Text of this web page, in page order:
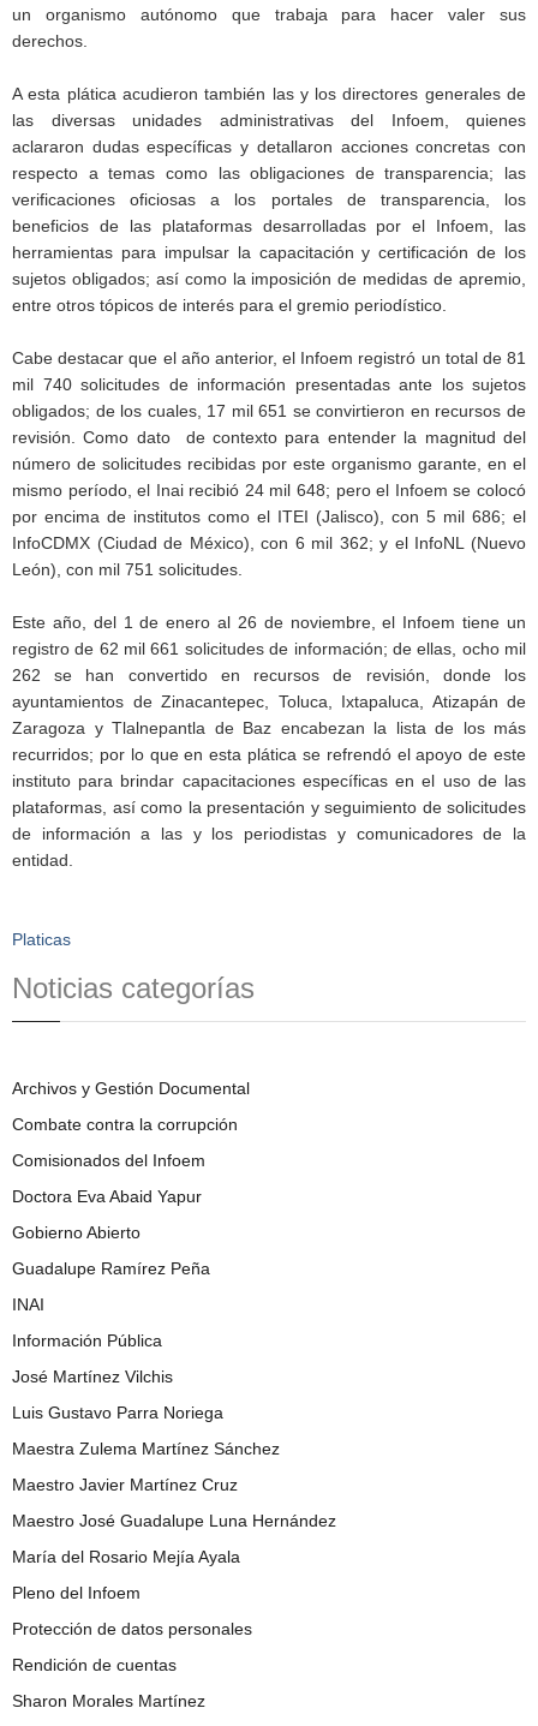
un organismo autónomo que trabaja para hacer valer sus
derechos.
A esta plática acudieron también las y los directores generales de
las diversas unidades administrativas del Infoem, quienes
aclararon dudas específicas y detallaron acciones concretas con
respecto a temas como las obligaciones de transparencia; las
verificaciones oficiosas a los portales de transparencia, los
beneficios de las plataformas desarrolladas por el Infoem, las
herramientas para impulsar la capacitación y certificación de los
sujetos obligados; así como la imposición de medidas de apremio,
entre otros tópicos de interés para el gremio periodístico.
Cabe destacar que el año anterior, el Infoem registró un total de 81
mil 740 solicitudes de información presentadas ante los sujetos
obligados; de los cuales, 17 mil 651 se convirtieron en recursos de
revisión. Como dato de contexto para entender la magnitud del
número de solicitudes recibidas por este organismo garante, en el
mismo período, el Inai recibió 24 mil 648; pero el Infoem se colocó
por encima de institutos como el ITEI (Jalisco), con 5 mil 686; el
InfoCDMX (Ciudad de México), con 6 mil 362; y el InfoNL (Nuevo
León), con mil 751 solicitudes.
Este año, del 1 de enero al 26 de noviembre, el Infoem tiene un
registro de 62 mil 661 solicitudes de información; de ellas, ocho mil
262 se han convertido en recursos de revisión, donde los
ayuntamientos de Zinacantepec, Toluca, Ixtapaluca, Atizapán de
Zaragoza y Tlalnepantla de Baz encabezan la lista de los más
recurridos; por lo que en esta plática se refrendó el apoyo de este
instituto para brindar capacitaciones específicas en el uso de las
plataformas, así como la presentación y seguimiento de solicitudes
de información a las y los periodistas y comunicadores de la
entidad.
Platicas
Noticias categorías
Archivos y Gestión Documental
Combate contra la corrupción
Comisionados del Infoem
Doctora Eva Abaid Yapur
Gobierno Abierto
Guadalupe Ramírez Peña
INAI
Información Pública
José Martínez Vilchis
Luis Gustavo Parra Noriega
Maestra Zulema Martínez Sánchez
Maestro Javier Martínez Cruz
Maestro José Guadalupe Luna Hernández
María del Rosario Mejía Ayala
Pleno del Infoem
Protección de datos personales
Rendición de cuentas
Sharon Morales Martínez